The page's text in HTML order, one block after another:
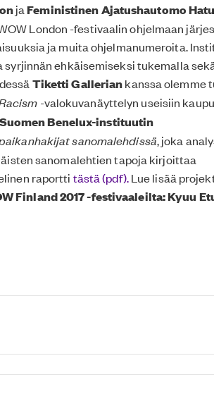
jaFeministinen Ajatushautomo
London -festivaalin ohjelmaan
ja muita ohjelmanumeroita.
ehkäisemiseksi tukemalla
Tiketti Galleriankanssa olemme
-valokuvanäyttelyn useisiin
Suomen Benelux-instituutin
sanomalehdissä, joka
sanomalehtien tapoja kirjoittaa
raportti tästä (pdf).Lue lisää
Finland 2017 -festivaaleilta: Kyuu